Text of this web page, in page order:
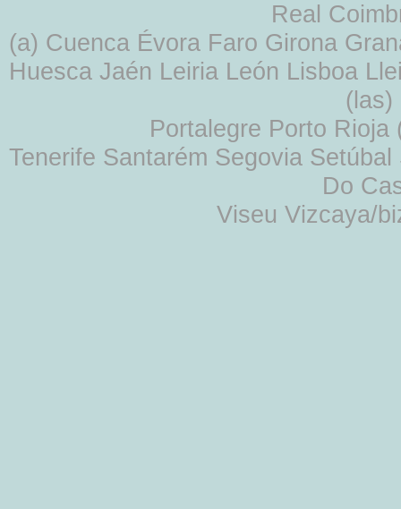
Real
(a) Cuenca Évora Faro Girona
Huesca Jaén Leiria León Lisboa
Portalegre Porto
Tenerife Santarém Segovia
Do
Viseu Vizcaya/